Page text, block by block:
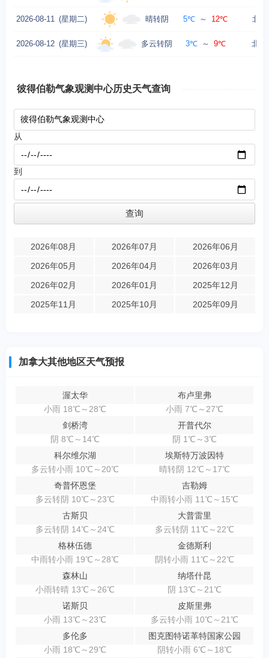
2026-08-11 (星期二) 晴转阴 5℃ ～ 12℃ 北
2026-08-12 (星期三) 多云转阴 3℃ ～ 9℃ 北风
彼得伯勒气象观测中心历史天气查询
从
到
2026年08月 2026年07月
2026年06月
2026年05月
2026年04月
2026年03月
2026年02月
2026年01月
2025年12月
2025年11月
2025年10月 2025年09月
加拿大其他地区天气预报
渥太华
小雨 18℃～28℃
布卢里弗
小雨 7℃～27℃
剑桥湾
阴 8℃～14℃
开普代尔
阴 1℃～3℃
科尔维尔湖
多云转小雨 10℃～20℃
埃斯特万波因特
晴转阴 12℃～17℃
奇普怀恩堡
多云转阴 10℃～23℃
吉勒姆
中雨转小雨 11℃～15℃
古斯贝
多云转阴 14℃～24℃
大普雷里
多云转阴 11℃～22℃
格林伍德
中雨转小雨 19℃～28℃
金德斯利
阴转小雨 11℃～22℃
森林山
小雨转晴 13℃～26℃
纳塔什昆
阴 13℃～21℃
诺斯贝
小雨 13℃～23℃
皮斯里弗
多云转小雨 10℃～21℃
多伦多
小雨 18℃～29℃
图克图特诺革特国家公园
阴转小雨 6℃～18℃